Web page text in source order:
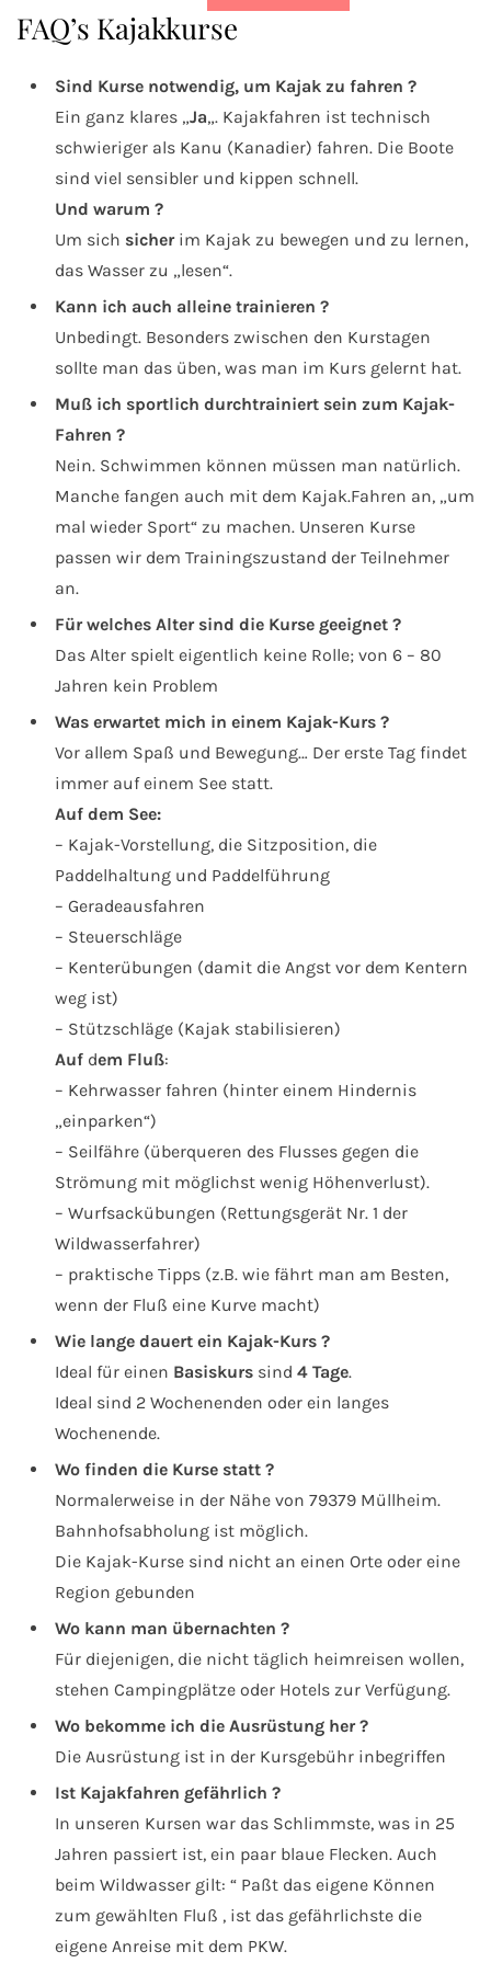
FAQ’s Kajakkurse
Sind Kurse notwendig, um Kajak zu fahren ?
Ein ganz klares „Ja„. Kajakfahren ist technisch
schwieriger als Kanu (Kanadier) fahren. Die Boote
sind viel sensibler und kippen schnell.
Und warum ?
Um sich sicher im Kajak zu bewegen und zu lernen,
das Wasser zu „lesen“.
Kann ich auch alleine trainieren ?
Unbedingt. Besonders zwischen den Kurstagen
sollte man das üben, was man im Kurs gelernt hat.
Muß ich sportlich durchtrainiert sein zum Kajak-
Fahren ?
Nein. Schwimmen können müssen man natürlich.
Manche fangen auch mit dem Kajak.Fahren an, „um
mal wieder Sport“ zu machen. Unseren Kurse
passen wir dem Trainingszustand der Teilnehmer
an.
Für welches Alter sind die Kurse geeignet ?
Das Alter spielt eigentlich keine Rolle; von 6 – 80
Jahren kein Problem
Was erwartet mich in einem Kajak-Kurs ?
Vor allem Spaß und Bewegung… Der erste Tag findet
immer auf einem See statt.
Auf dem See:
– Kajak-Vorstellung, die Sitzposition, die
Paddelhaltung und Paddelführung
– Geradeausfahren
– Steuerschläge
– Kenterübungen (damit die Angst vor dem Kentern
weg ist)
– Stützschläge (Kajak stabilisieren)
Auf dem Fluß:
– Kehrwasser fahren (hinter einem Hindernis
„einparken“)
– Seilfähre (überqueren des Flusses gegen die
Strömung mit möglichst wenig Höhenverlust).
– Wurfsackübungen (Rettungsgerät Nr. 1 der
Wildwasserfahrer)
– praktische Tipps (z.B. wie fährt man am Besten,
wenn der Fluß eine Kurve macht)
Wie lange dauert ein Kajak-Kurs ?
Ideal für einen Basiskurs sind 4 Tage.
Ideal sind 2 Wochenenden oder ein langes
Wochenende.
Wo finden die Kurse statt ?
Normalerweise in der Nähe von 79379 Müllheim.
Bahnhofsabholung ist möglich.
Die Kajak-Kurse sind nicht an einen Orte oder eine
Region gebunden
Wo kann man übernachten ?
Für diejenigen, die nicht täglich heimreisen wollen,
stehen Campingplätze oder Hotels zur Verfügung.
Wo bekomme ich die Ausrüstung her ?
Die Ausrüstung ist in der Kursgebühr inbegriffen
Ist Kajakfahren gefährlich ?
In unseren Kursen war das Schlimmste, was in 25
Jahren passiert ist, ein paar blaue Flecken. Auch
beim Wildwasser gilt: “ Paßt das eigene Können
zum gewählten Fluß , ist das gefährlichste die
eigene Anreise mit dem PKW.